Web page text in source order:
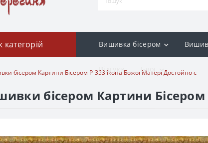
категорій Вишивка бісером
Відгуки Блог
бісером Картини Бісером Р-353 Ікона Божої Матері Достойно є
бісером Картини